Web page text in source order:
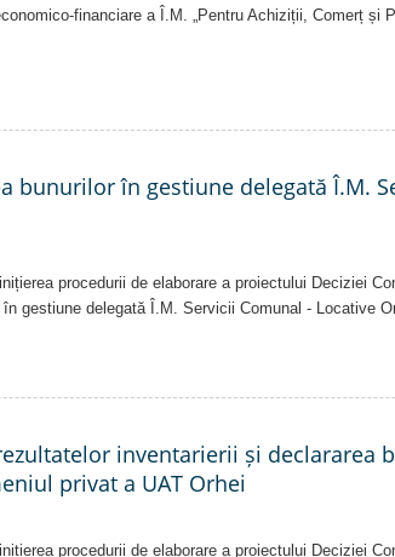
financiare a Î.M. „Pentru Achiziții, Comerț și
bunurilor în gestiune delegată Î.M.
procedurii de elaborare a proiectului Deciziei
gestiune delegată Î.M. Servicii Comunal - Locative
inventarierii și declararea
privat a UAT Orhei
procedurii de elaborare a proiectului Deciziei